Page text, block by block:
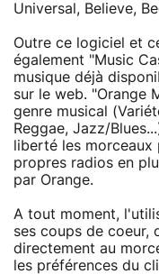
Universal, Believe,
Outre ce logiciel et
également "Music
musique déjà
sur le web. "Orange
genre musical
Reggae, Jazz/
liberté les morceaux
propres radios en
par Orange.
A tout moment,
ses coups de coeur,
directement au
les préférences du